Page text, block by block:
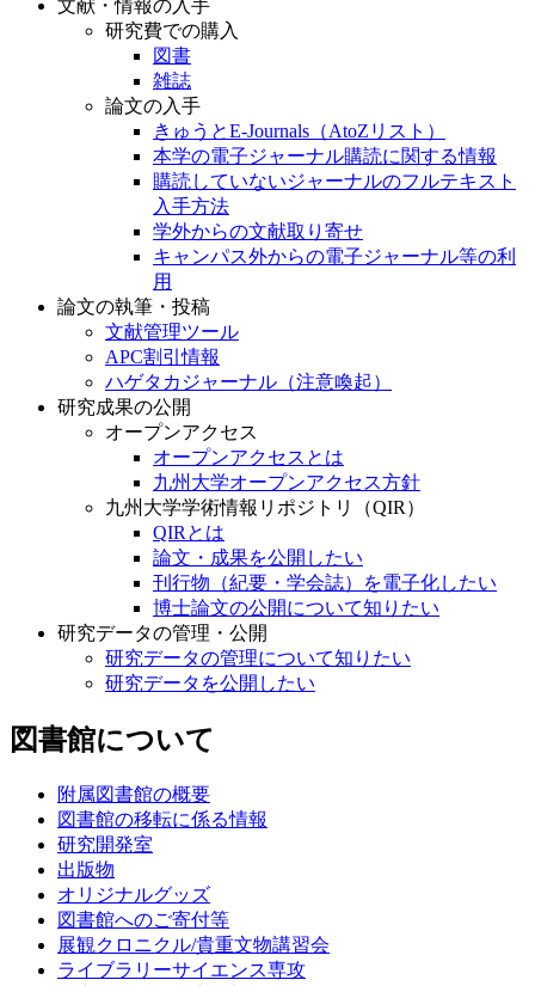
文献・情報の入手
研究費での購入
図書
雑誌
論文の入手
きゅうとE-Journals（AtoZリスト）
本学の電子ジャーナル購読に関する情報
購読していないジャーナルのフルテキスト
入手方法
学外からの文献取り寄せ
キャンパス外からの電子ジャーナル等の利
用
論文の執筆・投稿
文献管理ツール
APC割引情報
ハゲタカジャーナル（注意喚起）
研究成果の公開
オープンアクセス
オープンアクセスとは
九州大学オープンアクセス方針
九州大学学術情報リポジトリ（QIR）
QIRとは
論文・成果を公開したい
刊行物（紀要・学会誌）を電子化したい
博士論文の公開について知りたい
研究データの管理・公開
研究データの管理について知りたい
研究データを公開したい
図書館について
附属図書館の概要
図書館の移転に係る情報
研究開発室
出版物
オリジナルグッズ
図書館へのご寄付等
展観クロニクル/貴重文物講習会
ライブラリーサイエンス専攻